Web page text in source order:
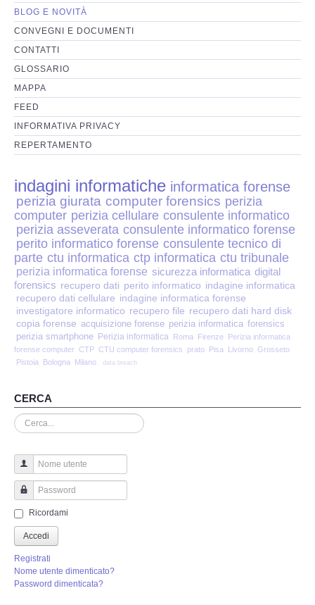
Perizia su Social Network
Perizia Web Reputation
Perizia Host e Mainframe
Perizia Contratti ICT
Perizia Disp. Elettronici
Perizia Stalking
Perizia Cyber Bullismo
Incarichi CTU e CTP
Perizia Centralini PBX e VOIP
Perizia Estimo
Perizia Documento informatico
Perizia Cloud
Perizia E-mail
Perizia Truffa Banca e Online
Perizia Dash Cam
Perizia software spia
Perizia Controllo lavoratori
BLOG E NOVITÀ
CONVEGNI E DOCUMENTI
CONTATTI
GLOSSARIO
MAPPA
FEED
INFORMATIVA PRIVACY
REPERTAMENTO
indagini informatiche informatica forense
perizia giurata computer forensics perizia
computer perizia cellulare consulente informatico
perizia asseverata consulente informatico forense
perito informatico forense consulente tecnico di
parte ctu informatica ctp informatica ctu tribunale
perizia informatica forense sicurezza informatica digital
forensics recupero dati perito informatico indagine informatica
recupero dati cellulare indagine informatica forense
investigatore informatico recupero file recupero dati hard disk
copia forense acquisizione forense perizia informatica forensics
perizia smartphone Perizia informatica Roma Firenze Perizia informatica
forense computer CTP CTU computer forensics prato Pisa Livorno Grosseto
Pistoia
Bologna Milano. data breach
CERCA
Cerca...
Nome utente
Password
Ricordami
Accedi
Registrati
Nome utente dimenticato?
Password dimenticata?